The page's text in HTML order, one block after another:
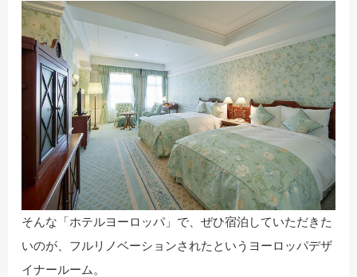
そんな「ホテルヨーロッパ」で、ぜひ宿泊していただきた
いのが、フルリノベーションされたというヨーロッパデザ
イナールーム。